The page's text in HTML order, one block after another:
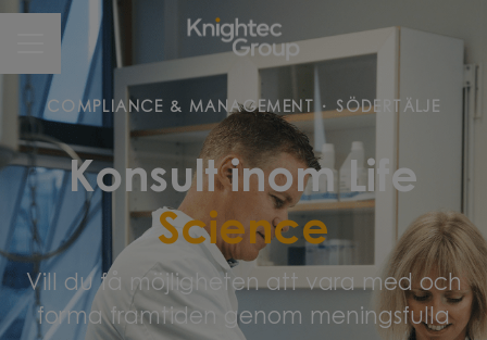
CAREER MENU
COMPLIANCE & MANAGEMENT · SÖDERTÄLJE
Konsult inom Life
Science
Vill du få möjligheten att vara med och
forma framtiden genom meningsfulla